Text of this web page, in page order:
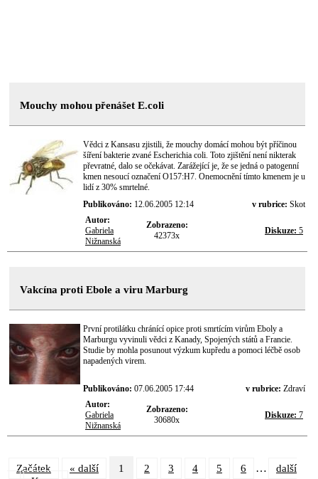
Mouchy mohou přenášet E.coli
Vědci z Kansasu zjistili, že mouchy domácí mohou být příčinou
šíření bakterie zvané Escherichia coli. Toto zjištění není nikterak
převratné, dalo se očekávat. Zarážející je, že se jedná o patogenní
kmen nesoucí označení O157:H7. Onemocnění tímto kmenem je u
lidí z 30% smrtelné.
Publikováno: 12.06.2005 12:14 v rubrice: Skot
Autor:
Gabriela
Nižnanská
Zobrazeno:
42373x
Diskuze: 5
Vakcína proti Ebole a viru Marburg
První protilátku chránící opice proti smrtícím virům Eboly a
Marburgu vyvinuli vědci z Kanady, Spojených států a Francie.
Studie by mohla posunout výzkum kupředu a pomoci léčbě osob
napadených virem.
Publikováno: 07.06.2005 17:44 v rubrice: Zdraví
Autor:
Gabriela
Nižnanská
Zobrazeno:
30680x
Diskuze: 7
Začátek « další 1 2 3 4 5 6 …
další